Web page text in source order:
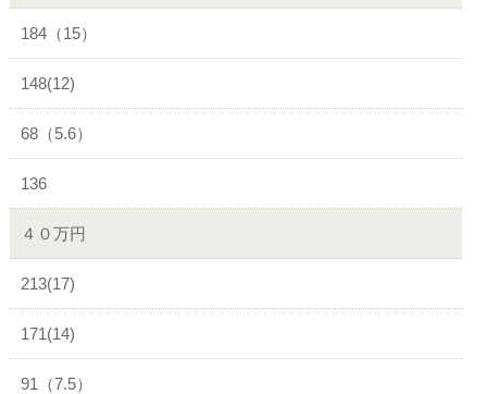
184（15）
148(12)
68（5.6）
136
４０万円
213(17)
171(14)
91（7.5）